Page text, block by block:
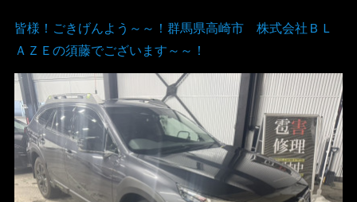
皆様！ごきげんよう～～！群馬県高崎市 株式会社ＢＬ
ＡＺＥの須藤でございます～～！